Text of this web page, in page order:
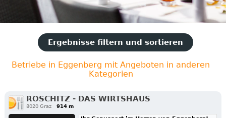
Ergebnisse filtern und sortieren
Betriebe in Eggenberg mit Angeboten in anderen
Kategorien
ROSCHITZ - DAS WIRTSHAUS
8020 Graz 914 m